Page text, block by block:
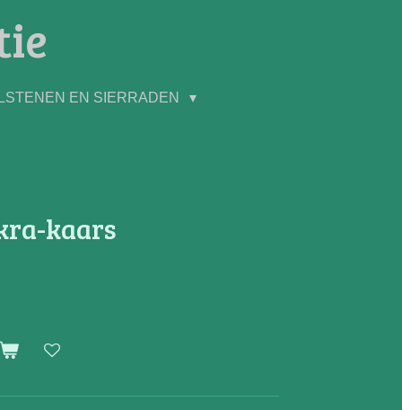
EN SIERRADEN
kaars